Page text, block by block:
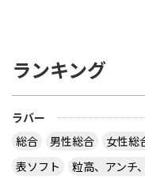
ランキング
ラバー
総合
男性総合 女性総
表ソフト
粒高、アンチ